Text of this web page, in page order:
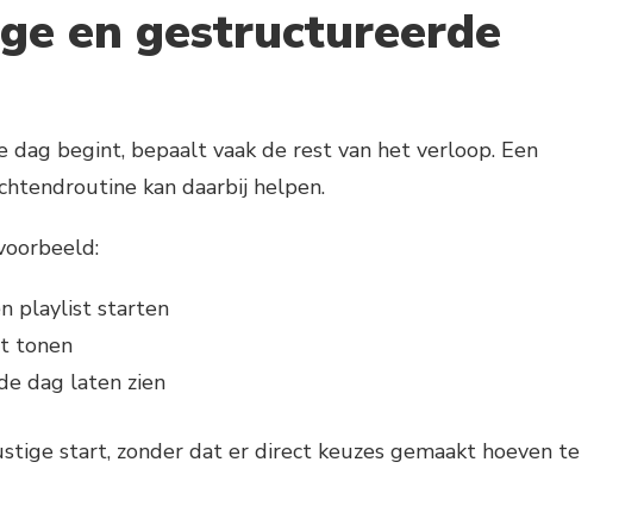
en gestructureerde
dag begint, bepaalt vaak de rest van het verloop. Een
kan daarbij helpen.
playlist starten
tonen
dag laten zien
start, zonder dat er direct keuzes gemaakt hoeven te